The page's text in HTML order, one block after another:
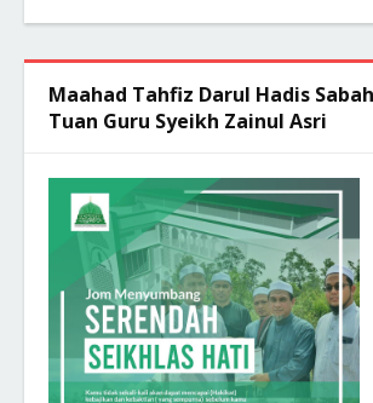
Maahad Tahfiz Darul Hadis
Tuan Guru Syeikh Zainul Asri